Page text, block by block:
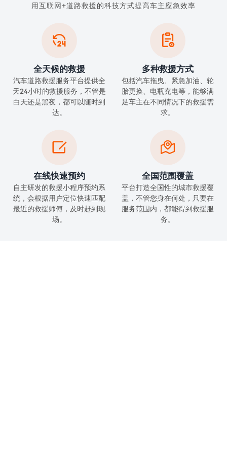
用互联网+道路救援的科技方式提高车主应急效率

全天候的救援
汽车道路救援服务平台提供全
天24小时的救援服务，不管是
白天还是黑夜，都可以随时到
达。

多种救援方式
包括汽车拖曳、紧急加油、轮
胎更换、电瓶充电等，能够满
足车主在不同情况下的救援需
求。

在线快速预约
自主研发的救援小程序预约系
统，会根据用户定位快速匹配
最近的救援师傅，及时赶到现
场。

全国范围覆盖
平台打造全国性的城市救援覆
盖，不管您身在何处，只要在
服务范围内，都能得到救援服
务。